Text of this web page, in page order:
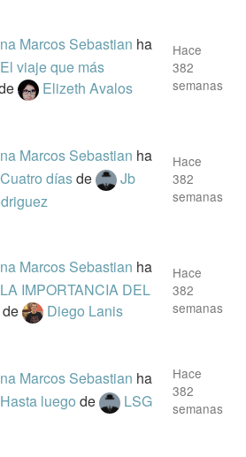
Marcos Sebastian ha
El viaje que más
Elizeth Avalos
Hace
382
semanas
Marcos Sebastian ha
Cuatro díasde
Jb
Hace
382
semanas
Marcos Sebastian ha
LA IMPORTANCIA DEL
de Diego Lanis
Hace
382
semanas
Marcos Sebastian ha
Hasta luegode LSG
Hace
382
semanas